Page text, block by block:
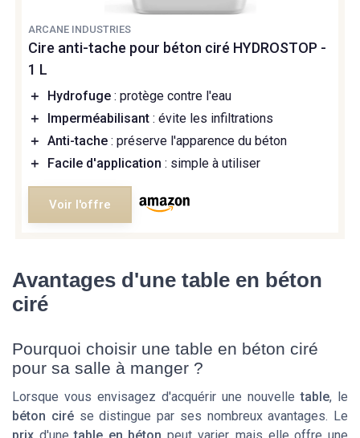
ARCANE INDUSTRIES
Cire anti-tache pour béton ciré HYDROSTOP -
1 L
＋ Hydrofuge : protège contre l'eau
＋
Imperméabilisant : évite les infiltrations
＋ Anti-tache : préserve l'apparence du béton
＋
Facile d'application : simple à utiliser
Voir l'offre
Avantages d'une table en béton
ciré
Pourquoi choisir une table en béton ciré
pour sa salle à manger ?
Lorsque vous envisagez d'acquérir une nouvelletable, le
béton cirése distingue par ses nombreux avantages. Le